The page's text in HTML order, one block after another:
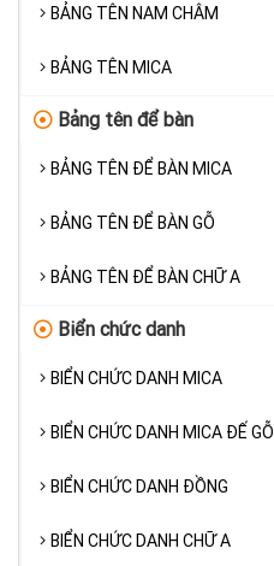
BẢNG TÊN NAM CHÂM
BẢNG TÊN MICA
Bảng tên để bàn
BẢNG TÊN ĐỂ BÀN MICA
BẢNG TÊN ĐỂ BÀN GỖ
BẢNG TÊN ĐỂ BÀN CHỮ A
Biển chức danh
BIỂN CHỨC DANH MICA
BIỂN CHỨC DANH MICA ĐẾ GỖ
BIỂN CHỨC DANH ĐỒNG
BIỂN CHỨC DANH CHỮ A